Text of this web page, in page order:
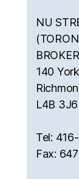
NU
140
L4B 3J6
Tel:
Fax: